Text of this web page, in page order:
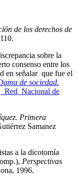
de los derechos de
sobre la
consenso entre los
en señalar que fue el
de sociedad.
Red Nacional de
Primera
Samanez
a la dicotomía
Perspectivas
1996.